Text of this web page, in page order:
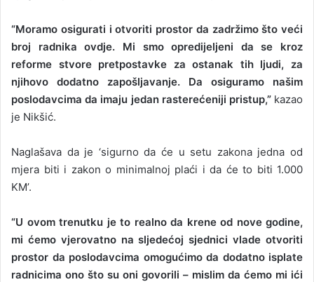
“Moramo osigurati i otvoriti prostor da zadržimo što veći
broj radnika ovdje. Mi smo opredijeljeni da se kroz
reforme stvore pretpostavke za ostanak tih ljudi, za
njihovo dodatno zapošljavanje. Da osiguramo našim
poslodavcima da imaju jedan rasterećeniji pristup,”kazao
je Nikšić.
Naglašava da je ‘sigurno da će u setu zakona jedna od
mjera biti i zakon o minimalnoj plaći i da će to biti 1.000
KM’.
“U ovom trenutku je to realno da krene od nove godine,
mi ćemo vjerovatno na sljedećoj sjednici vlade otvoriti
prostor da poslodavcima omogućimo da dodatno isplate
radnicima ono što su oni govorili – mislim da ćemo mi ići